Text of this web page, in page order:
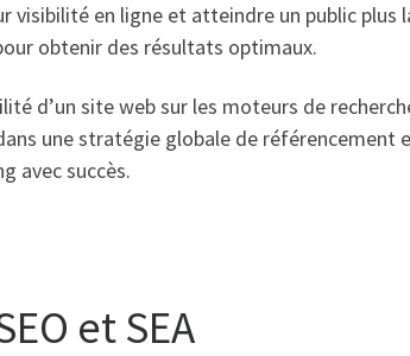
visibilité en ligne et atteindre un public plus
obtenir des résultats optimaux.
d’un site web sur les moteurs de
une stratégie globale de référencement
avec succès.
et SEA